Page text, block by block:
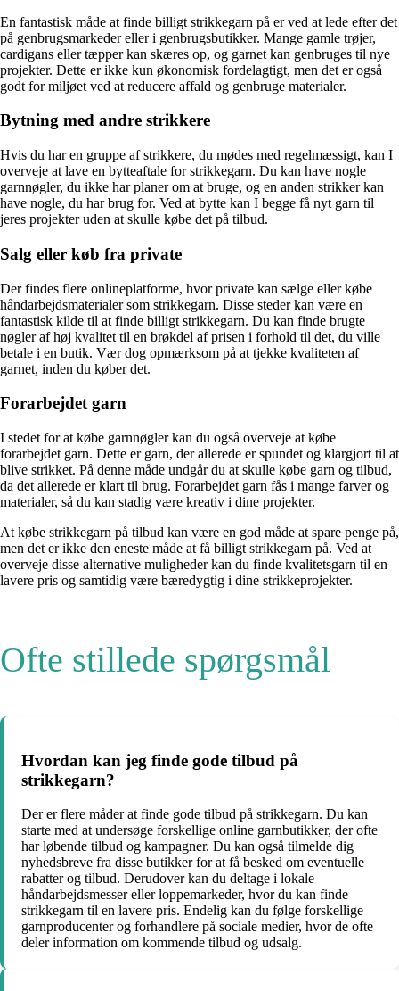
En fantastisk måde at finde billigt strikkegarn på er ved at lede efter det
på genbrugsmarkeder eller i genbrugsbutikker. Mange gamle trøjer,
cardigans eller tæpper kan skæres op, og garnet kan genbruges til nye
projekter. Dette er ikke kun økonomisk fordelagtigt, men det er også
godt for miljøet ved at reducere affald og genbruge materialer.
Bytning med andre strikkere
Hvis du har en gruppe af strikkere, du mødes med regelmæssigt, kan I
overveje at lave en bytteaftale for strikkegarn. Du kan have nogle
garnnøgler, du ikke har planer om at bruge, og en anden strikker kan
have nogle, du har brug for. Ved at bytte kan I begge få nyt garn til
jeres projekter uden at skulle købe det på tilbud.
Salg eller køb fra private
Der findes flere onlineplatforme, hvor private kan sælge eller købe
håndarbejdsmaterialer som strikkegarn. Disse steder kan være en
fantastisk kilde til at finde billigt strikkegarn. Du kan finde brugte
nøgler af høj kvalitet til en brøkdel af prisen i forhold til det, du ville
betale i en butik. Vær dog opmærksom på at tjekke kvaliteten af
garnet, inden du køber det.
Forarbejdet garn
I stedet for at købe garnnøgler kan du også overveje at købe
forarbejdet garn. Dette er garn, der allerede er spundet og klargjort til at
blive strikket. På denne måde undgår du at skulle købe garn og tilbud,
da det allerede er klart til brug. Forarbejdet garn fås i mange farver og
materialer, så du kan stadig være kreativ i dine projekter.
At købe strikkegarn på tilbud kan være en god måde at spare penge på,
men det er ikke den eneste måde at få billigt strikkegarn på. Ved at
overveje disse alternative muligheder kan du finde kvalitetsgarn til en
lavere pris og samtidig være bæredygtig i dine strikkeprojekter.
Ofte stillede spørgsmål
Hvordan kan jeg finde gode tilbud på
strikkegarn?
Der er flere måder at finde gode tilbud på strikkegarn. Du kan
starte med at undersøge forskellige online garnbutikker, der ofte
har løbende tilbud og kampagner. Du kan også tilmelde dig
nyhedsbreve fra disse butikker for at få besked om eventuelle
rabatter og tilbud. Derudover kan du deltage i lokale
håndarbejdsmesser eller loppemarkeder, hvor du kan finde
strikkegarn til en lavere pris. Endelig kan du følge forskellige
garnproducenter og forhandlere på sociale medier, hvor de ofte
deler information om kommende tilbud og udsalg.